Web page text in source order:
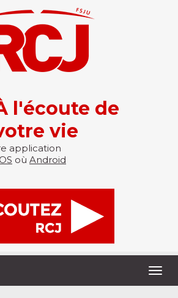
l'écoute de
vie
application
où Android